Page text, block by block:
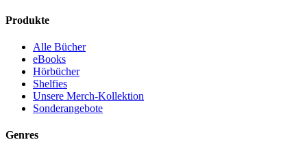
Produkte
Alle Bücher
eBooks
Hörbücher
Shelfies
Unsere Merch-Kollektion
Sonderangebote
Genres